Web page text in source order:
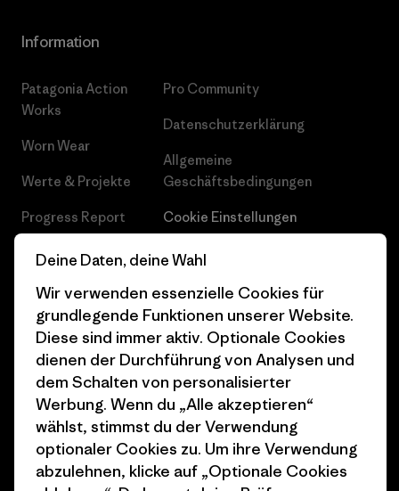
Information
Patagonia Action
Works
Worn Wear
Werte & Projekte
Progress Report
Business Unusual
Klimaziele
1% For The Planet
Wie wir finanzieren
Geschenkgutscheine
Stores in deiner
Nähe
Pro Community
Datenschutzerklärung
Allgemeine
Geschäftsbedingungen
Cookie Einstellungen
Karriere
Pressekontakt
Industry program
Affiliate-Programm
Patagonia Deutschland
Seitenverzeichnis
Deine Daten, deine Wahl
Wir verwenden essenzielle Cookies für
grundlegende Funktionen unserer Website.
Diese sind immer aktiv. Optionale Cookies
dienen der Durchführung von Analysen und
dem Schalten von personalisierter
Werbung. Wenn du „Alle akzeptieren“
wählst, stimmst du der Verwendung
optionaler Cookies zu. Um ihre Verwendung
abzulehnen, klicke auf „Optionale Cookies